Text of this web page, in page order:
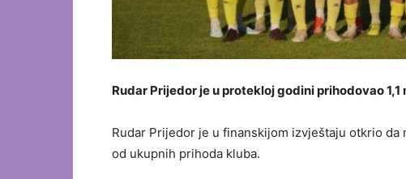
Rudar Prijedor je u protekloj godini prihodovao
Rudar Prijedor je u finanskijom izvještaju otkrio
od ukupnih prihoda kluba.